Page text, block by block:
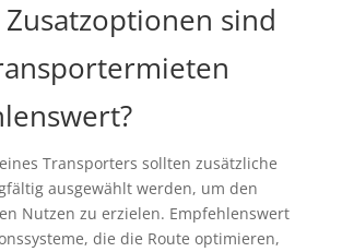
sind
Transporters sollten zusätzliche
ausgewählt werden, um den
Nutzen zu erzielen. Empfehlenswert
die die Route optimieren,